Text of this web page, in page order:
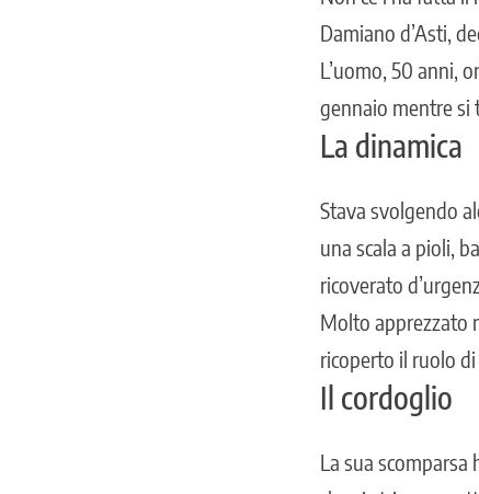
Damiano d’Asti,
L’uomo, 50 anni ,
gennaio mentre si
La dinamica
Stava svolgendo
una scala a pioli,
ricoverato
Molto apprezzato
ricoperto il ruolo
Il cordoglio
La sua scomparsa